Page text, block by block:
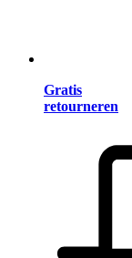
Gratis
retourneren